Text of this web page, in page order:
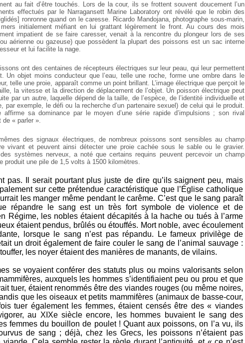
au fait d’être touchés. Lors de la cour, ils se frottent souvent doucement l’un
effectués par le Narragansett Marine Laboratory ont révélé que le robin des
ronronne quand on le caresse. Ricardo Mandojana, photographe sous-marin,
mers initialement méfiant en lui grattant légèrement le front. Au cours des mois
impatient de se faire caresser, venait à la rencontre du plongeur lors de ses
aérienne ou gazeuse) que possèdent la plupart des poissons est un sac interne
et lui facilite la nage.
ont des centaines de récepteurs électriques sur leur peau, qui leur permettent
Un objet moins conducteur que l’eau, telle une roche, forme une ombre dans le
telle une proie, apparaît comme un point brillant. L’image électrique que perçoit le
la vitesse et la direction de déplacement de l’objet. Un poisson électrique peut
par un autre, laquelle dépend de la taille, de l’espèce, de l’identité individuelle et
par exemple, le défi ou la recherche d’un partenaire sexuel) de celui qui le produit.
affirme sa dominance par le moyen d’une série rapide d’impulsions ; son rival
de « parler ».
des signaux électriques, de nombreux poissons sont sensibles au champ
vivant et peuvent ainsi détecter une proie cachée sous le sable ou le gravier.
systèmes nerveux, a noté que certains requins peuvent percevoir un champ
produit une pile de 1,5 volts à 1500 kilomètres.
pas. Il serait pourtant plus juste de dire qu’ils saignent peu, mais
sur cette prétendue caractéristique que l’Église catholique
les manger même pendant le carême. C’est que le sang paraît
répandre le sang est un très fort symbole de violence et de
Régime, les nobles étaient décapités à la hache ou tués à l’arme
étaient pendus, brûlés ou étouffés. Mort noble, avec écoulement
lorsque le sang n’est pas répandu. Le fameux privilège de
un droit également de faire couler le sang de l’animal sauvage :
les noyer étaient des manières de manants, de vilains.
se voyaient conférer des statuts plus ou moins valorisants selon
auxquels les hommes s’identifiaient peu ou prou et que
tuer, étaient renommés être des viandes rouges (ou même noires,
que les oiseaux et petits mammifères (animaux de basse-cour,
tuer également les femmes, étaient censés être des « viandes
au XIXe siècle encore, les hommes buvaient le sang des
femmes du bouillon de poulet ! Quant aux poissons, on l’a vu, ils
de sang ; déjà, chez les Grecs, les poissons n’étaient pas